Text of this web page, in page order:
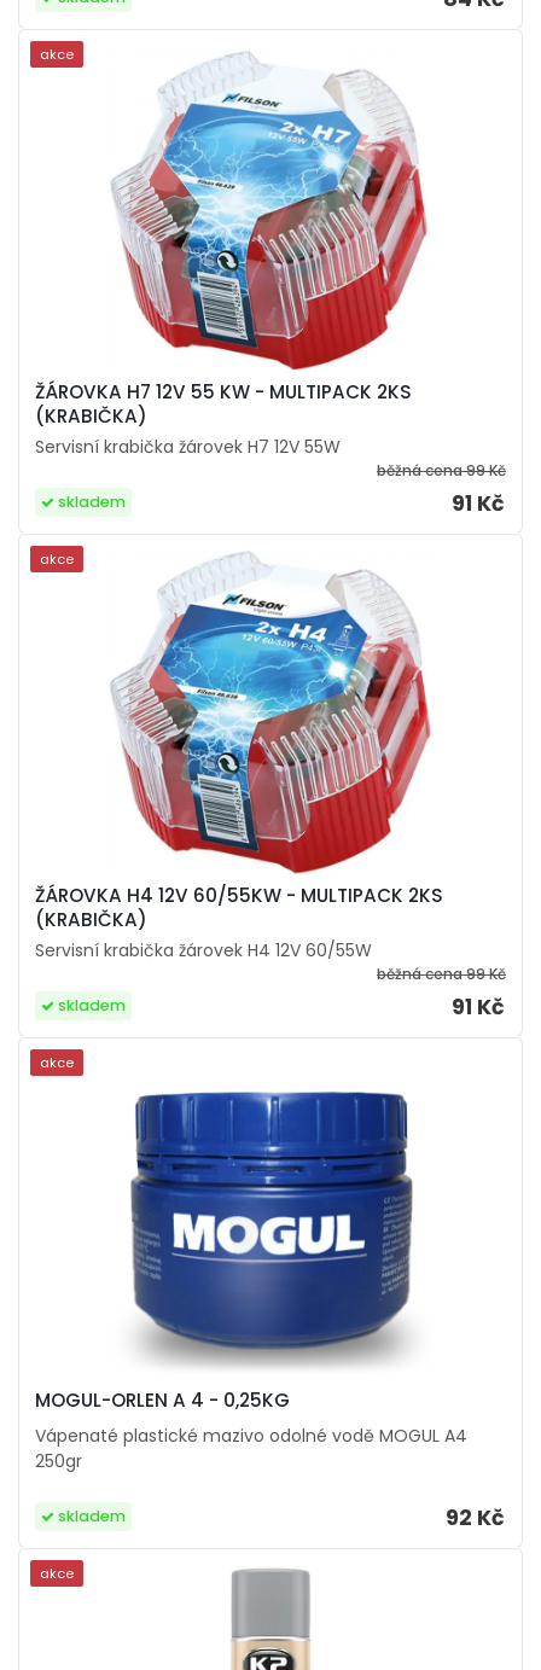
ŽÁROVKA H7 12V 55 KW - MULTIPACK 2KS
(KRABIČKA)
Servisní krabička žárovek H7 12V 55W
běžná cena99 Kč
91 Kč
skladem
akce
ŽÁROVKA H4 12V 60/55KW - MULTIPACK 2KS
(KRABIČKA)
Servisní krabička žárovek H4 12V 60/55W
běžná cena99 Kč
91 Kč
skladem
akce
MOGUL-ORLEN A 4 - 0,25KG
Vápenaté plastické mazivo odolné vodě MOGUL A4
250gr
92 Kč
skladem
akce
akce